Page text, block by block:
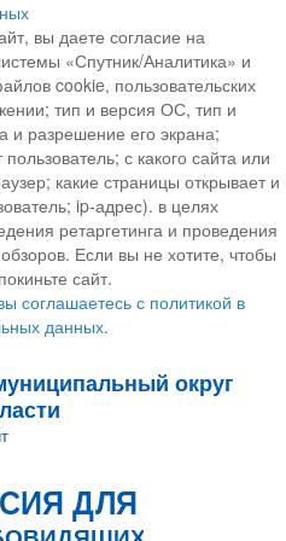
вы даете согласие на
«Спутник/Аналитика» и
cookie, пользовательских
тип и версия ОС, тип и
и разрешение его экрана;
с какого сайта или
какие страницы открывает и
ip-адрес). в целях
ретаргетинга и проведения
Если вы не хотите, чтобы
сайт.
соглашаетесь с политикой в
данных.